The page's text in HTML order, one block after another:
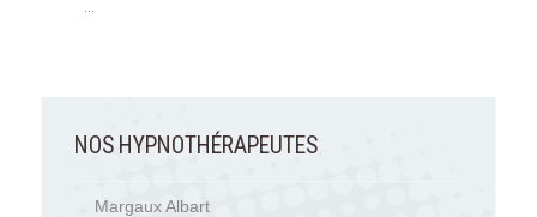
NOS HYPNOTHÉRAPEUTES
Margaux Albart